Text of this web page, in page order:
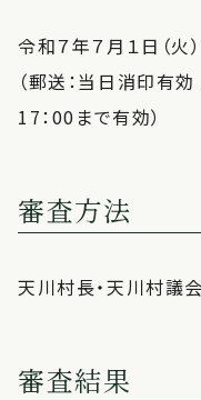
令和７年７月１日（火
（郵送：当日消印有
17：00まで有効）
審査方法
天川村長・天川村議
審査結果